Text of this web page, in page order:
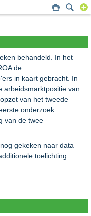
behandeld. In het
de
in kaart gebracht. In
arbeidsmarktpositie van
van het tweede
onderzoek.
van de twee
gekeken naar data
toelichting